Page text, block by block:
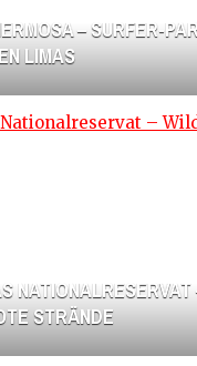
– SURFER-
LIMAS
STRÄNDE